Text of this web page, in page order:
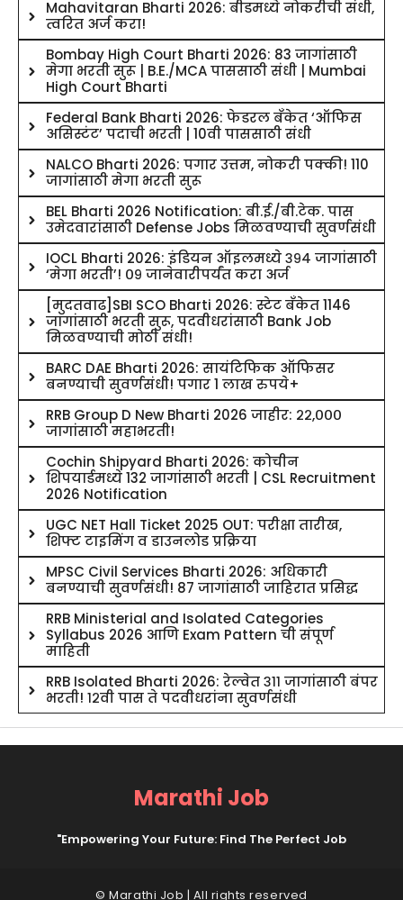
Mahavitaran Bharti 2026: बीडमध्ये नोकरीची संधी,
त्वरित अर्ज करा!
Bombay High Court Bharti 2026: 83 जागांसाठी
मेगा भरती सुरू | B.E./MCA पाससाठी संधी | Mumbai
High Court Bharti
Federal Bank Bharti 2026: फेडरल बँकेत ‘ऑफिस
असिस्टंट’ पदाची भरती | 10वी पाससाठी संधी
NALCO Bharti 2026: पगार उत्तम, नोकरी पक्की! 110
जागांसाठी मेगा भरती सुरू
BEL Bharti 2026 Notification: बी.ई./बी.टेक. पास
उमेदवारांसाठी Defense Jobs मिळवण्याची सुवर्णसंधी
IOCL Bharti 2026: इंडियन ऑइलमध्ये ३९४ जागांसाठी
‘मेगा भरती’! ०९ जानेवारीपर्यंत करा अर्ज
[मुदतवाढ]SBI SCO Bharti 2026: स्टेट बँकेत 1146
जागांसाठी भरती सुरू, पदवीधरांसाठी Bank Job
मिळवण्याची मोठी संधी!
BARC DAE Bharti 2026: सायंटिफिक ऑफिसर
बनण्याची सुवर्णसंधी! पगार 1 लाख रुपये+
RRB Group D New Bharti 2026 जाहीर: २२,०००
जागांसाठी महाभरती!
Cochin Shipyard Bharti 2026: कोचीन
शिपयार्डमध्ये 132 जागांसाठी भरती | CSL Recruitment
2026 Notification
UGC NET Hall Ticket 2025 OUT: परीक्षा तारीख,
शिफ्ट टाइमिंग व डाउनलोड प्रक्रिया
MPSC Civil Services Bharti 2026: अधिकारी
बनण्याची सुवर्णसंधी! 87 जागांसाठी जाहिरात प्रसिद्ध
RRB Ministerial and Isolated Categories
Syllabus 2026 आणि Exam Pattern ची संपूर्ण
माहिती
RRB Isolated Bharti 2026: रेल्वेत ३११ जागांसाठी बंपर
भरती! १२वी पास ते पदवीधरांना सुवर्णसंधी
Marathi Job
"Empowering Your Future: Find The Perfect Job
© Marathi Job | All rights reserved